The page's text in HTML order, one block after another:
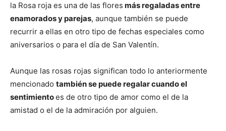
la Rosa roja es una de las flores más regaladas entre
enamorados y parejas, aunque también se puede
recurrir a ellas en otro tipo de fechas especiales como
aniversarios o para el día de San Valentín.
Aunque las rosas rojas significan todo lo anteriormente
mencionado también se puede regalar cuando el
sentimientoes de otro tipo de amor como el de la
amistad o el de la admiración por alguien.